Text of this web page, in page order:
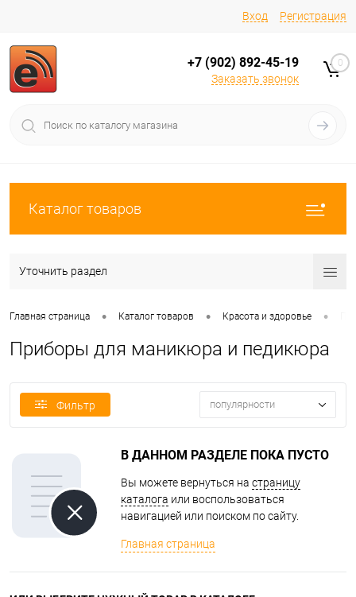
Вход Регистрация
+7 (902) 892-45-19
Заказать звонок
0
Каталог товаров
Уточнить раздел
Главная страница • Каталог товаров • Красота и здоровье •
Приборы для маникюра и педикюра
Фильтр популярности
В ДАННОМ РАЗДЕЛЕ ПОКА ПУСТО
Вы можете вернуться на страницу
каталога или воспользоваться
навигацией или поиском по сайту.
Главная страница